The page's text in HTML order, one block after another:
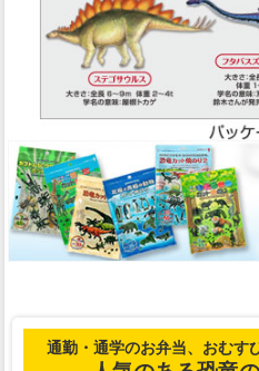
通勤・通学のお弁当、おむす